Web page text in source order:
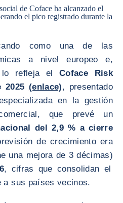
de Coface ha alcanzado el
el pico registrado durante la
como una de las
a nivel europeo e,
lo refleja elCoface Risk
2025 (enlace), presentado
en la gestión
que prevé un
del 2,9 % a cierre
de crecimiento era
una mejora de 3 décimas)
, cifras que consolidan el
a sus países vecinos.